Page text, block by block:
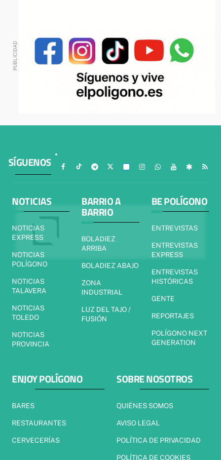
SÍGUENOS
NOTICIAS
NOTICIAS
EXPRESS
NOTICIAS
POLÍGONO
NOTICIAS
TALAVERA
NOTICIAS
TOLEDO
NOTICIAS
PROVINCIA
BARRIO A
BARRIO
BOLADIEZ
ARRIBA
BOLADIEZ ABAJO
ZONA
INDUSTRIAL
LUZ DEL TAJO /
FUSIÓN
BE POLÍGONO
ENTREVISTAS
ENTREVISTAS
EXPRESS
ENTREVISTAS
HISTÓRICAS
GENTE
REPORTAJES
POLÍGONO NEXT
GENERATION
ENJOY POLÍGONO
BARES
RESTAURANTES
CERVECERÍAS
SOBRE NOSOTROS
QUIÉNES SOMOS
AVISO LEGAL
POLÍTICA DE PRIVACIDAD
POLÍTICA DE COOKIES